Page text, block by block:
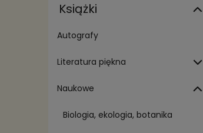
Książki
Autografy
Literatura piękna
Naukowe
Biologia, ekologia, botanika